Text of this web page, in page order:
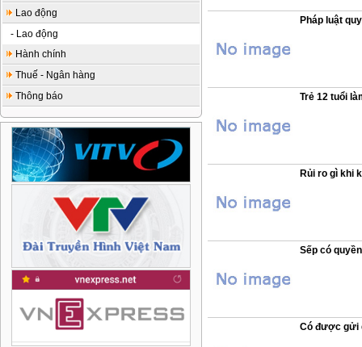
Lao động
- Lao động
Hành chính
Thuế - Ngân hàng
Thông báo
Pháp luật
Trẻ 12 tuổi
Rủi ro gì khi
Sếp có
Có được gửi